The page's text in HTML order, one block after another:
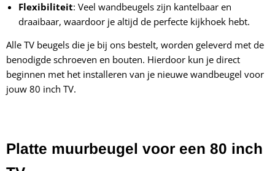
Flexibiliteit: Veel wandbeugels zijn kantelbaar en
draaibaar, waardoor je altijd de perfecte kijkhoek hebt.
Alle TV beugels die je bij ons bestelt, worden geleverd met de
benodigde schroeven en bouten. Hierdoor kun je direct
beginnen met het installeren van je nieuwe wandbeugel voor
jouw 80 inch TV.
Platte muurbeugel voor een 80 inch